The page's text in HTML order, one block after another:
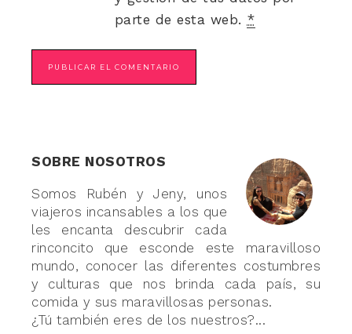
parte de esta web. *
SOBRE NOSOTROS
Somos Rubén y Jeny, unos
viajeros incansables a los que
les encanta descubrir cada
rinconcito que esconde este maravilloso
mundo, conocer las diferentes costumbres
y culturas que nos brinda cada país, su
comida y sus maravillosas personas.
¿Tú también eres de los nuestros?...